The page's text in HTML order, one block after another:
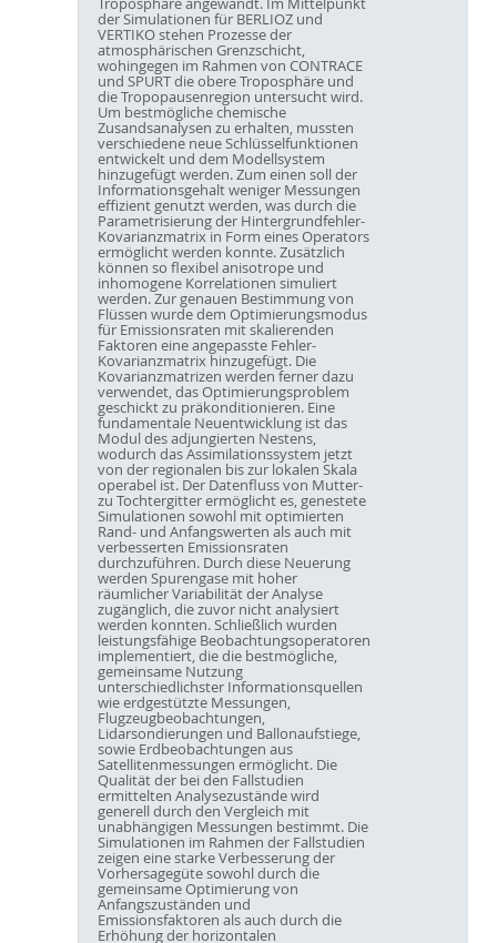
der Simulationen für BERLIOZ und
VERTIKO stehen Prozesse der
atmosphärischen Grenzschicht,
wohingegen im Rahmen von CONTRACE
und SPURT die obere Troposphäre und
die Tropopausenregion untersucht wird.
Um bestmögliche chemische
Zusandsanalysen zu erhalten, mussten
verschiedene neue Schlüsselfunktionen
entwickelt und dem Modellsystem
hinzugefügt werden. Zum einen soll der
Informationsgehalt weniger Messungen
effizient genutzt werden, was durch die
Parametrisierung der Hintergrundfehler-
Kovarianzmatrix in Form eines Operators
ermöglicht werden konnte. Zusätzlich
können so flexibel anisotrope und
inhomogene Korrelationen simuliert
werden. Zur genauen Bestimmung von
Flüssen wurde dem Optimierungsmodus
für Emissionsraten mit skalierenden
Faktoren eine angepasste Fehler-
Kovarianzmatrix hinzugefügt. Die
Kovarianzmatrizen werden ferner dazu
verwendet, das Optimierungsproblem
geschickt zu präkonditionieren. Eine
fundamentale Neuentwicklung ist das
Modul des adjungierten Nestens,
wodurch das Assimilationssystem jetzt
von der regionalen bis zur lokalen Skala
operabel ist. Der Datenfluss von Mutter-
zu Tochtergitter ermöglicht es, genestete
Simulationen sowohl mit optimierten
Rand- und Anfangswerten als auch mit
verbesserten Emissionsraten
durchzuführen. Durch diese Neuerung
werden Spurengase mit hoher
räumlicher Variabilität der Analyse
zugänglich, die zuvor nicht analysiert
werden konnten. Schließlich wurden
leistungsfähige Beobachtungsoperatoren
implementiert, die die bestmögliche,
gemeinsame Nutzung
unterschiedlichster Informationsquellen
wie erdgestützte Messungen,
Flugzeugbeobachtungen,
Lidarsondierungen und Ballonaufstiege,
sowie Erdbeobachtungen aus
Satellitenmessungen ermöglicht. Die
Qualität der bei den Fallstudien
ermittelten Analysezustände wird
generell durch den Vergleich mit
unabhängigen Messungen bestimmt. Die
Simulationen im Rahmen der Fallstudien
zeigen eine starke Verbesserung der
Vorhersagegüte sowohl durch die
gemeinsame Optimierung von
Anfangszuständen und
Emissionsfaktoren als auch durch die
Erhöhung der horizontalen